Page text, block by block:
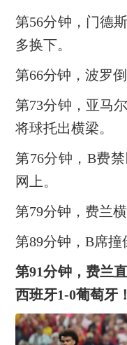
第56分钟，门德
多换下。
第66分钟，波罗
第73分钟，亚马
将球托出横梁。
第76分钟，B费
网上。
第79分钟，费兰
第89分钟，B席撞
第91分钟，费兰
西班牙1-0葡萄牙！